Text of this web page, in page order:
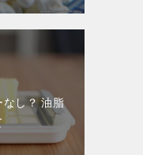
なし？ 油脂